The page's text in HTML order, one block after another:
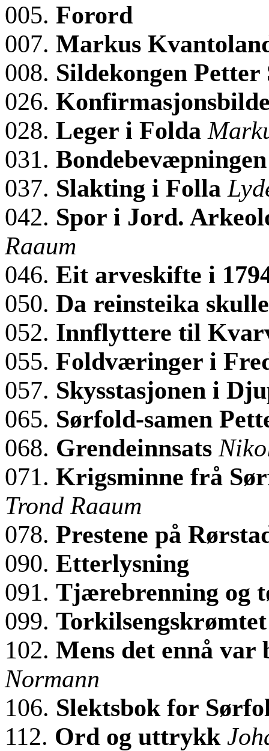
005. Forord
007. Markus
008. Sildekongen
026.
028. Leger i Folda
031.
037. Slakting i Folla
042. Spor i Jord.
Raaum
046. Eit arveskifte i
050. Da reinsteika
052. Innflyttere til
055. Foldværinger i
057. Skysstasjonen i
065. Sørfold-samen
068. Grendeinnsats
071. Krigsminne frå
Trond Raaum
078. Prestene på
090. Etterlysning
091. Tjærebrenning og
099.
102. Mens det ennå
Normann
106. Slektsbok for
112. Ord og uttrykk